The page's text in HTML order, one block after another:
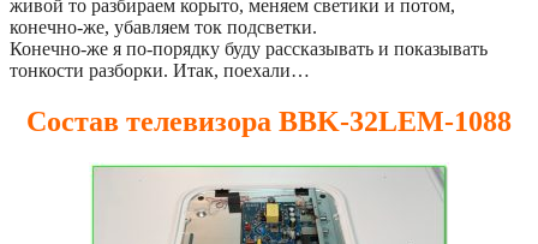
живой то разбираем корыто, меняем светики и потом,
конечно-же, убавляем ток подсветки.
Конечно-же я по-порядку буду рассказывать и показывать
тонкости разборки. Итак, поехали…
Состав телевизора BBK-32LEM-1088